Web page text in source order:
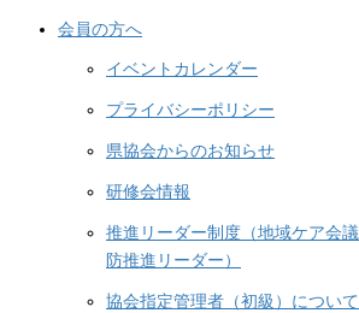
会員の方へ
イベントカレンダー
プライバシーポリシー
県協会からのお知らせ
研修会情報
推進リーダー制度（地域ケア会
防推進リーダー）
協会指定管理者（初級）について